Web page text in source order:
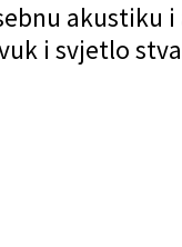
akustiku
i svjetlo